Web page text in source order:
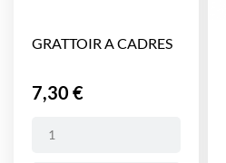
GRATTOIR A CADRES
Prix
7,30 €